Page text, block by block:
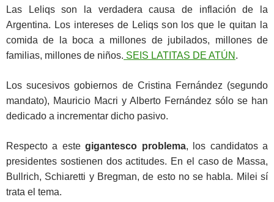
Las Leliqs son la verdadera causa de inflación de la
Argentina. Los intereses de Leliqs son los que le quitan la
comida de la boca a millones de jubilados, millones de
familias, millones de niños. SEIS LATITAS DE ATÚN .
Los sucesivos gobiernos de Cristina Fernández (segundo
mandato), Mauricio Macri y Alberto Fernández sólo se han
dedicado a incrementar dicho pasivo.
Respecto a estegigantesco problema, los candidatos a
presidentes sostienen dos actitudes. En el caso de Massa,
Bullrich, Schiaretti y Bregman, de esto no se habla. Milei sí
trata el tema.